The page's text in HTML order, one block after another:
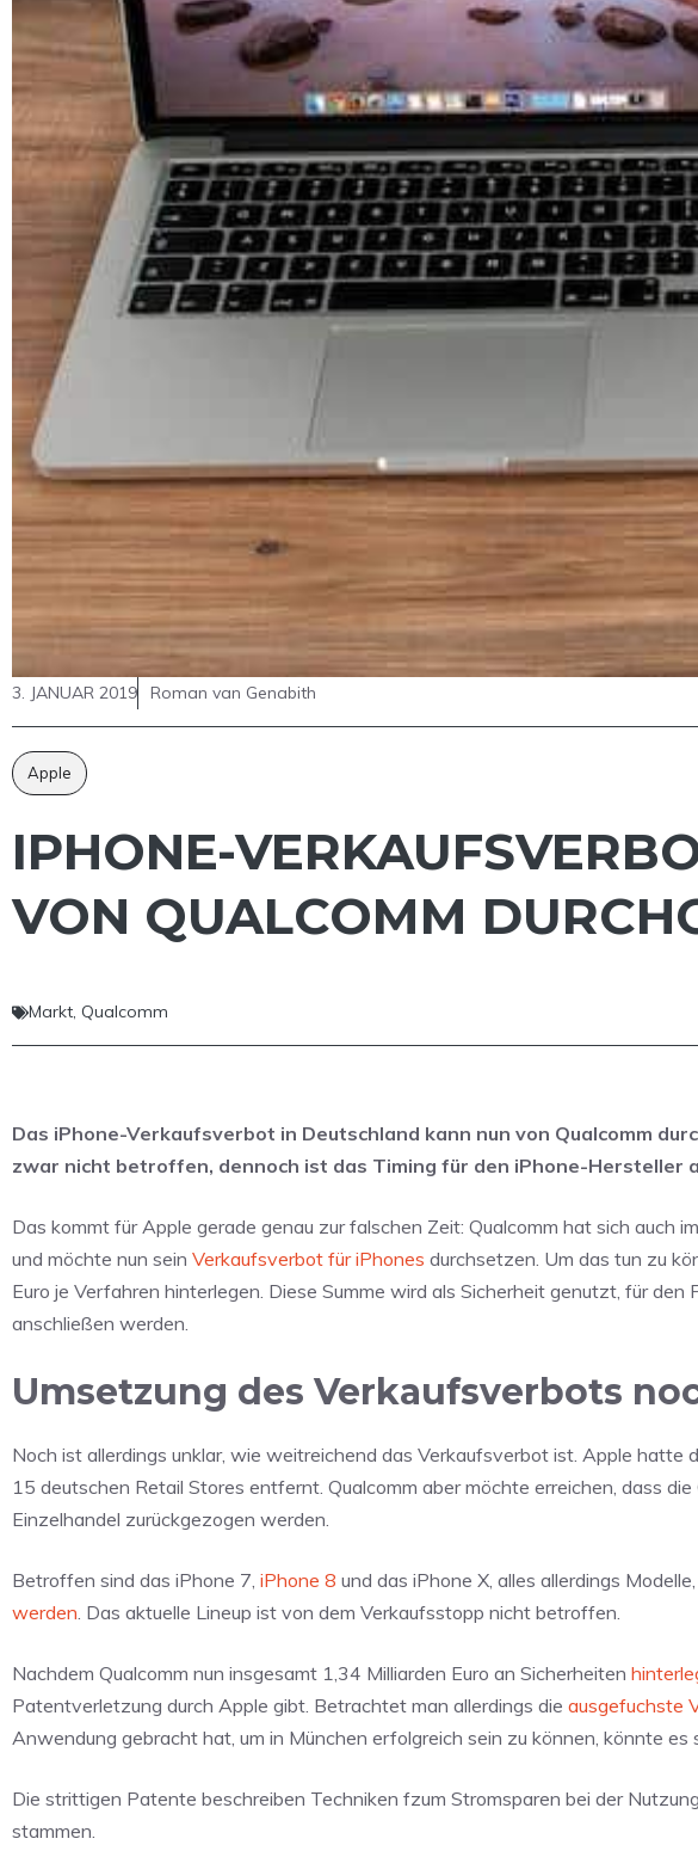
3. JANUAR 2019 Roman van Genabith
Apple
IPHONE-
VON QUALCOMM
Markt, Qualcomm
Das iPhone-Verkaufsverbot in Deutschland kann nun von Qualcomm
zwar nicht betroffen, dennoch ist das Timing für den iPhone-Hersteller
Das kommt für Apple gerade genau zur falschen Zeit: Qualcomm hat sich auch
und möchte nun sein Verkaufsverbot für iPhones durchsetzen. Um das tun zu
Euro je Verfahren hinterlegen. Diese Summe wird als Sicherheit genutzt, für
anschließen werden.
Umsetzung des Verkaufsverbots
Noch ist allerdings unklar, wie weitreichend das Verkaufsverbot ist. Apple hatte
15 deutschen Retail Stores entfernt. Qualcomm aber möchte erreichen, dass
Einzelhandel zurückgezogen werden.
Betroffen sind das iPhone 7, iPhone 8 und das iPhone X, alles allerdings
werden. Das aktuelle Lineup ist von dem Verkaufsstopp nicht betroffen.
Nachdem Qualcomm nun insgesamt 1,34 Milliarden Euro an Sicherheiten
Patentverletzung durch Apple gibt. Betrachtet man allerdings die ausgefuchste
Anwendung gebracht hat, um in München erfolgreich sein zu können, könnte es
Die strittigen Patente beschreiben Techniken fzum Stromsparen bei der
stammen.